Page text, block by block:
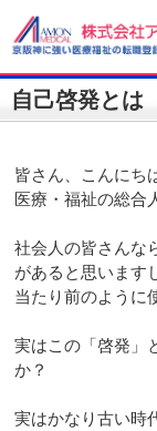
自己啓発とは
皆さん、こんにち
医療・福祉の総合
社会人の皆さんな
があると思います
当たり前のように
実はこの「啓発」
か？
実はかなり古い時